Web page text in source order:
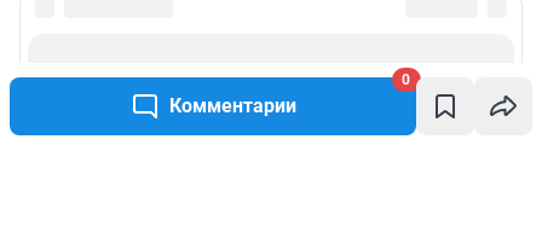
Комментарии
0